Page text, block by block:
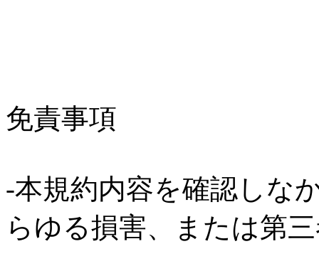
免責事項
-本規約内容を確認しな
らゆる損害、または第